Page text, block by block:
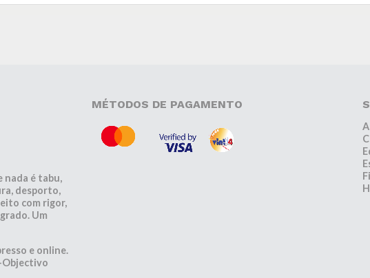
nada é tabu,
desporto,
com rigor,
Um
e online.
Objectivo
MÉTODOS DE PAGAMENTO